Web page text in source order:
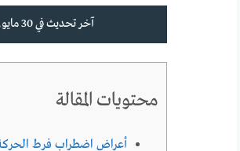
آخر تحديث في 30 مايو, 2022
محتويات المقالة
أعراض اضطراب فرط